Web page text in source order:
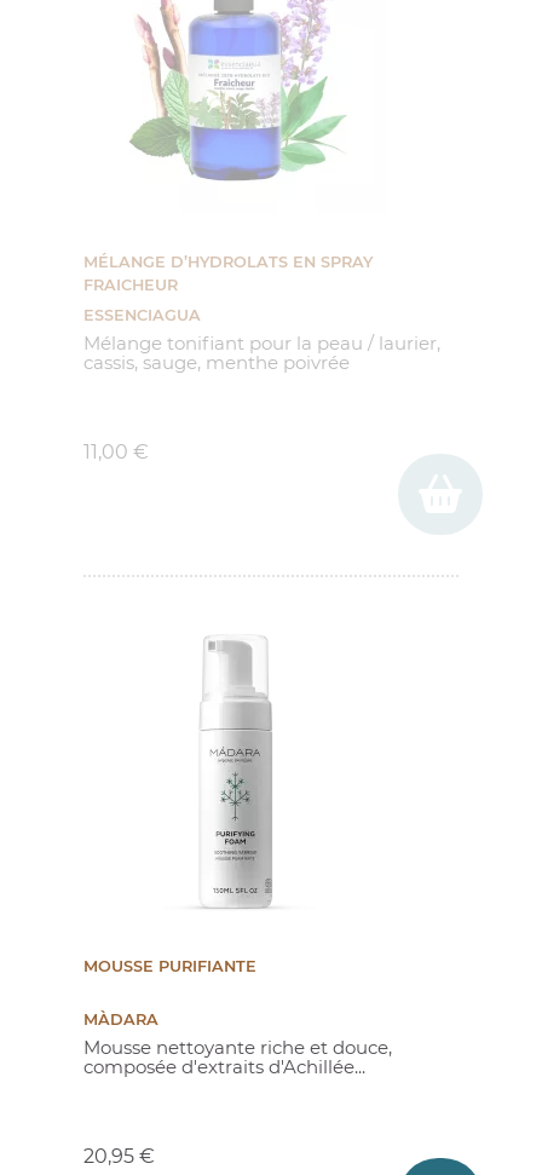
MÉLANGE D’HYDROLATS EN SPRAY
FRAICHEUR
ESSENCIAGUA
Mélange tonifiant pour la peau / laurier,
cassis, sauge, menthe poivrée
11,00 €
MOUSSE PURIFIANTE
MÀDARA
Mousse nettoyante riche et douce,
composée d'extraits d'Achillée...
20,95 €